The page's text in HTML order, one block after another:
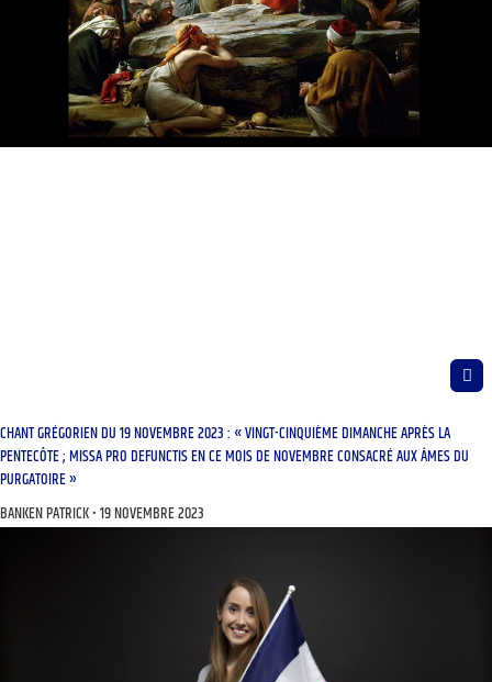
CHANT GRÉGORIEN DU 19 NOVEMBRE 2023 : « VINGT-CINQUIÈME DIMANCHE APRÈS LA
PENTECÔTE ; MISSA PRO DEFUNCTIS EN CE MOIS DE NOVEMBRE CONSACRÉ AUX ÂMES DU
PURGATOIRE »
BANKEN PATRICK 19 NOVEMBRE 2023